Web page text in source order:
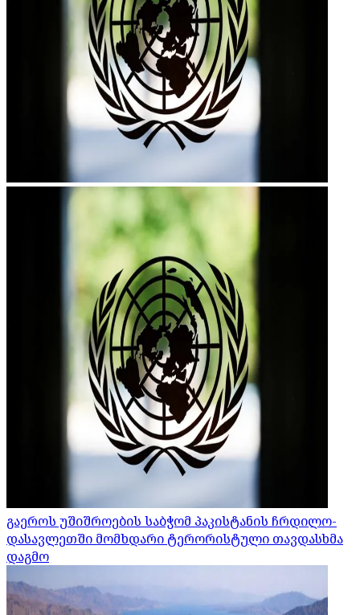
გაეროს უშიშროების საბჭომ პაკისტანის ჩრდილო-
დასავლეთში მომხდარი ტერორისტული თავდასხმა
დაგმო